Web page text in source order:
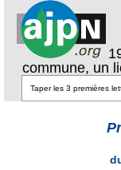
commune, un